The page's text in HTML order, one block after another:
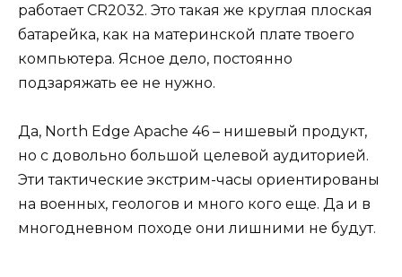
работает CR2032. Это такая же круглая плоская
батарейка, как на материнской плате твоего
компьютера. Ясное дело, постоянно
подзаряжать ее не нужно.
Да, North Edge Apache 46 – нишевый продукт,
но с довольно большой целевой аудиторией.
Эти тактические экстрим-часы ориентированы
на военных, геологов и много кого еще. Да и в
многодневном походе они лишними не будут.